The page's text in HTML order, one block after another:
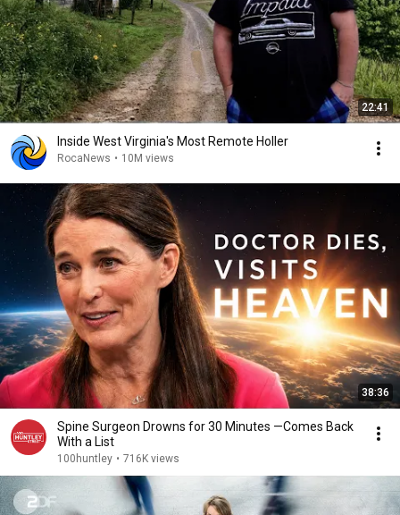
22:41
Inside West Virginia's Most Remote Holler
RocaNews • 10M views
38:36
Spine Surgeon Drowns for 30 Minutes —Comes Back
With a List
100huntley • 716K views